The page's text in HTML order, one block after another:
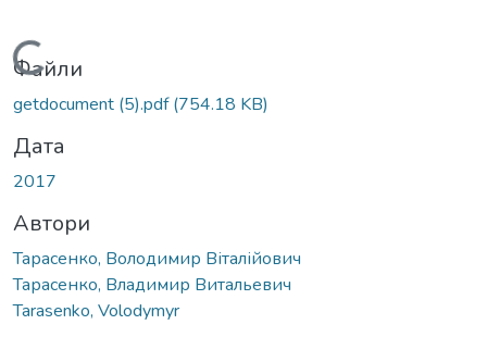
Вантажиться...
Файли
getdocument (5).pdf(754.18 KB)
Дата
2017
Автори
Тарасенко, Володимир Віталійович
Тарасенко, Владимир Витальевич
Tarasenko, Volodymyr